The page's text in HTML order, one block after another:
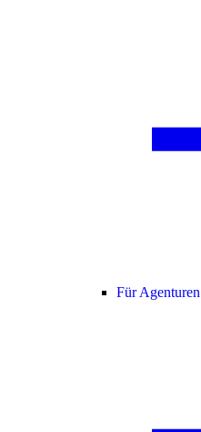
Für Agenturen